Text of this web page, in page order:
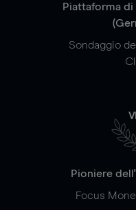
Piattaforma
Sondaggio
Pioniere
Focus